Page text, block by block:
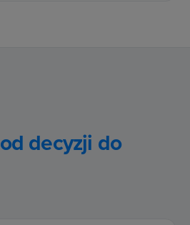
od decyzji do